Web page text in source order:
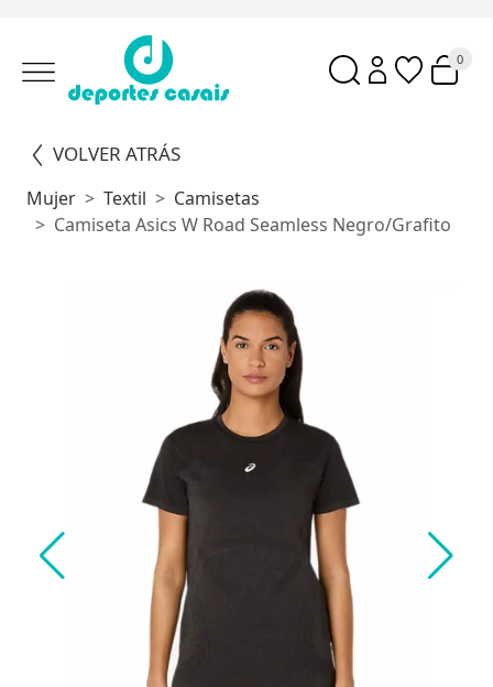
0
VOLVER ATRÁS
Mujer Textil
Camisetas
Camiseta Asics W Road Seamless Negro/Grafito